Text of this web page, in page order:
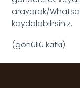
arayarak/
kaydolabilirsiniz.
(gönüllü katkı)